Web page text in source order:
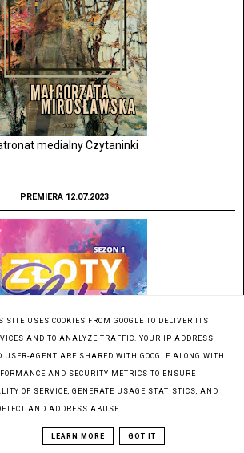
medialny Czytaninki
PREMIERA 12.07.2023
SITE USES COOKIES FROM GOOGLE TO DELIVER ITS
AND TO ANALYZE TRAFFIC. YOUR IP ADDRESS
USER-AGENT ARE SHARED WITH GOOGLE ALONG WITH
AND SECURITY METRICS TO ENSURE
OF SERVICE, GENERATE USAGE STATISTICS, AND
AND ADDRESS ABUSE.
LEARN MORE GOT IT